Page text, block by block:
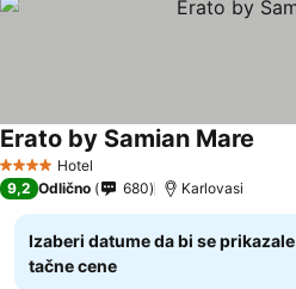
4 ZvezdiceHotel
Erato by Samian Mare
9,2 Odlično 680 Karlovasi
Izaberi datume da bi se prikazale
tačne cene